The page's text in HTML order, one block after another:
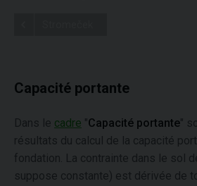
Capacité portante
Dans le cadre "Capacité portante"
résultats du calcul de la capacité
fondation. La contrainte dans le sol
suppose constante) est dérivée de